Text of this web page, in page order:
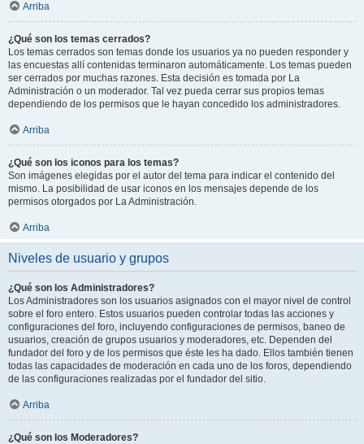
Arriba
¿Qué son los temas cerrados?
Los temas cerrados son temas donde los usuarios ya no pueden responder y
las encuestas allí contenidas terminaron automáticamente. Los temas pueden
ser cerrados por muchas razones. Esta decisión es tomada por La
Administración o un moderador. Tal vez pueda cerrar sus propios temas
dependiendo de los permisos que le hayan concedido los administradores.
Arriba
¿Qué son los iconos para los temas?
Son imágenes elegidas por el autor del tema para indicar el contenido del
mismo. La posibilidad de usar iconos en los mensajes depende de los
permisos otorgados por La Administración.
Arriba
Niveles de usuario y grupos
¿Qué son los Administradores?
Los Administradores son los usuarios asignados con el mayor nivel de control
sobre el foro entero. Estos usuarios pueden controlar todas las acciones y
configuraciones del foro, incluyendo configuraciones de permisos, baneo de
usuarios, creación de grupos usuarios y moderadores, etc. Dependen del
fundador del foro y de los permisos que éste les ha dado. Ellos también tienen
todas las capacidades de moderación en cada uno de los foros, dependiendo
de las configuraciones realizadas por el fundador del sitio.
Arriba
¿Qué son los Moderadores?